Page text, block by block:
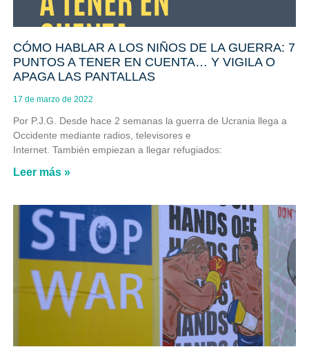
CÓMO HABLAR A LOS NIÑOS DE LA GUERRA: 7
PUNTOS A TENER EN CUENTA… Y VIGILA O
APAGA LAS PANTALLAS
17 de marzo de 2022
Por P.J.G. Desde hace 2 semanas la guerra de Ucrania llega a
Occidente mediante radios, televisores e
Internet. También empiezan a llegar refugiados:
Leer más »